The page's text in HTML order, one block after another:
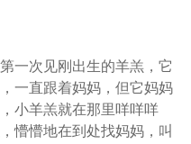
一次见刚出生的羊羔，它
一直跟着妈妈，但它妈妈
小羊羔就在那里咩咩咩
懵懵地在到处找妈妈，叫